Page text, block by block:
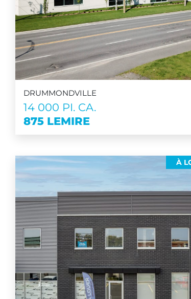
DRUMMONDVILLE
14 000 PI. CA.
875 LEMIRE